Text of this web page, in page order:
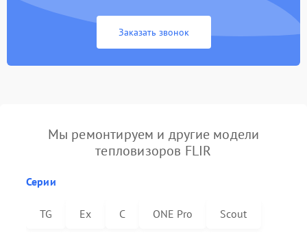
Заказать звонок
Мы ремонтируем и другие модели
тепловизоров FLIR
Серии
TG Ex C ONE Pro Scout